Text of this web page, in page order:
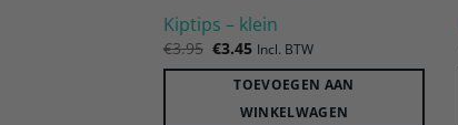
Kiptips – klein
€3.95 Oorspronkelijke
was:
€3.95.
€3.45Huidige
is:
€3.45.
Incl. BTW
TOEVOEGEN AAN
WINKELWAGEN